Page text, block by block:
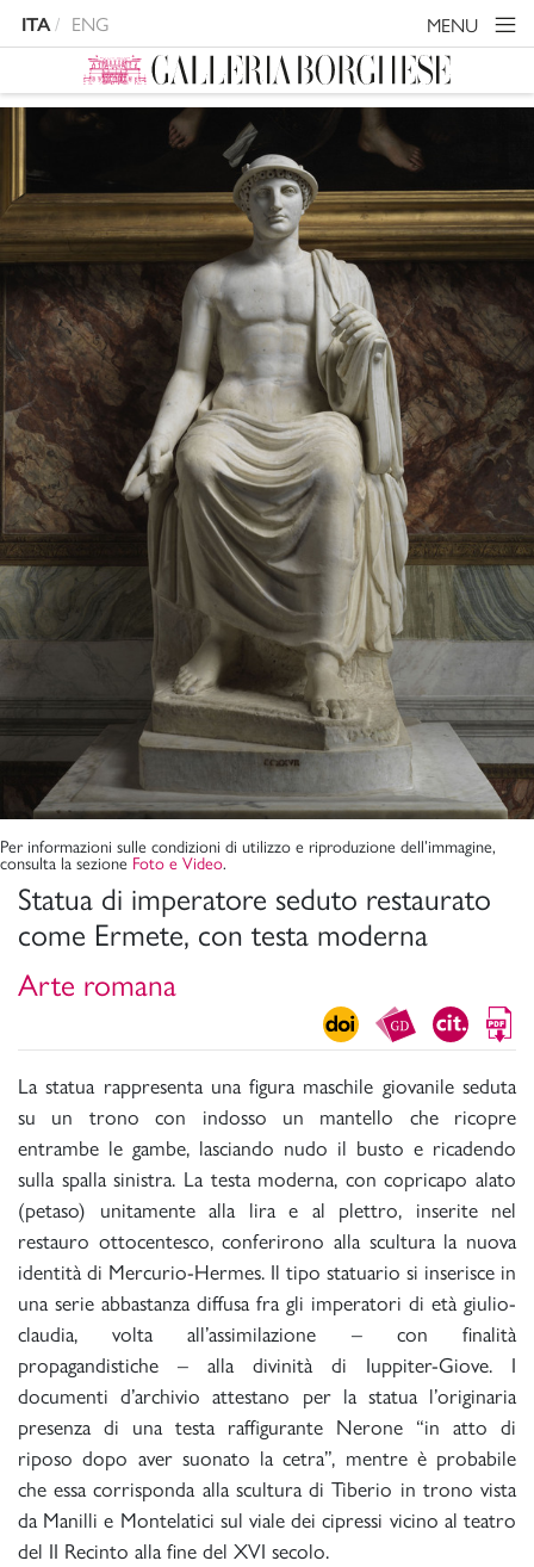
ITA ENG MENU
Statua di imperatore seduto restaurato
come Ermete, con testa moderna
Arte romana
La statua rappresenta una figura maschile giovanile seduta
su un trono con indosso un mantello che ricopre
entrambe le gambe, lasciando nudo il busto e ricadendo
sulla spalla sinistra. La testa moderna, con copricapo alato
(petaso) unitamente alla lira e al plettro, inserite nel
restauro ottocentesco, conferirono alla scultura la nuova
identità di Mercurio-Hermes. Il tipo statuario si inserisce in
una serie abbastanza diffusa fra gli imperatori di età giulio-
claudia, volta all’assimilazione – con finalità
propagandistiche – alla divinità di Iuppiter-Giove. I
documenti d’archivio attestano per la statua l’originaria
presenza di una testa raffigurante Nerone “in atto di
riposo dopo aver suonato la cetra”, mentre è probabile
che essa corrisponda alla scultura di Tiberio in trono vista
da Manilli e Montelatici sul viale dei cipressi vicino al teatro
del II Recinto alla fine del XVI secolo.
Per informazioni sulle condizioni di utilizzo e riproduzione dell’immagine,
consulta la sezione Foto e Video.